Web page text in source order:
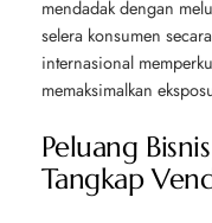
mendadak dengan
selera konsumen
internasional
memaksimalkan
Peluang
Tangkap